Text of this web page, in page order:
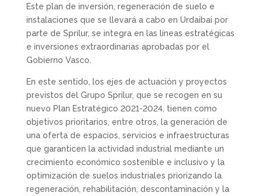
Este plan de inversión, regeneración de suelo e
instalaciones que se llevará a cabo en Urdaibai por
parte de Sprilur, se integra en las líneas estratégicas
e inversiones extraordinarias aprobadas por el
Gobierno Vasco.
En este sentido, los ejes de actuación y proyectos
previstos del Grupo Sprilur, que se recogen en su
nuevo Plan Estratégico 2021-2024, tienen como
objetivos prioritarios, entre otros, la generación de
una oferta de espacios, servicios e infraestructuras
que garanticen la actividad industrial mediante un
crecimiento económico sostenible e inclusivo y la
optimización de suelos industriales priorizando la
regeneración, rehabilitación, descontaminación y la